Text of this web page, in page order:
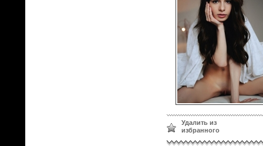
Удалить из
избранного